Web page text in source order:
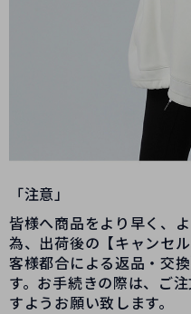
「注意」
皆様へ商品をより早く、
為、出荷後の【キャンセ
客様都合による返品・交
す。お手続きの際は、ご
すようお願い致します。